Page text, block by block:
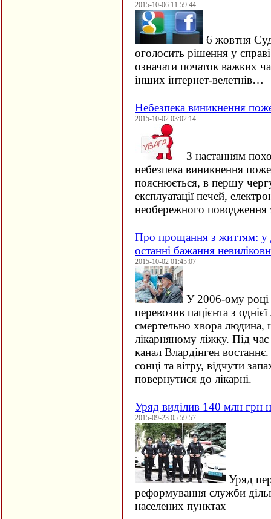
2015-10-06 11:59:44
6 жовтня
оголосить рішення у
означати початок важких
інших інтернет-велетнів…
Небезпека виникнення
2015-10-02 03:02:14
З настанням
небезпека виникнення
пояснюється, в першу
експлуатації печей,
необережного поводження
Про прощання з життям: у
останні бажання
2015-10-02 01:45:07
У 2006-ому році
перевозив пацієнта з
смертельно хвора людина,
лікарняному ліжку. Під
канал Влардінген
сонці та вітру, відчути
повернутися до лікарні.
Уряд виділив 140 млн грн
2015-09-23 05:59:57
Уряд
реформування служби
населених пунктах